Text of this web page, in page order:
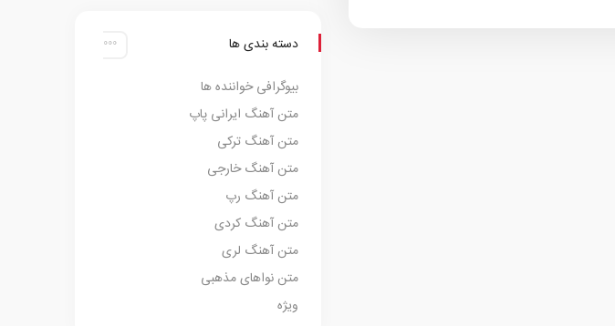
دسته بندی ها
بیوگرافی خواننده ها
متن آهنگ ایرانی پاپ
متن آهنگ ترکی
متن آهنگ خارجی
متن آهنگ رپ
متن آهنگ کردی
متن آهنگ لری
متن نواهای مذهبی
ویژه